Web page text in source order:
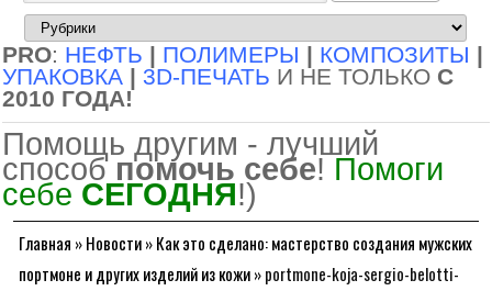
PRO: НЕФТЬ | ПОЛИМЕРЫ | КОМПОЗИТЫ |
УПАКОВКА | 3D-ПЕЧАТЬ И НЕ ТОЛЬКО С
2010 ГОДА!
Помощь другим - лучший
способ помочь себе! Помоги
себе СЕГОДНЯ!)
Главная »Новости»Как это сделано: мастерство создания мужских
портмоне и других изделий из кожи»portmone-koja-sergio-belotti-